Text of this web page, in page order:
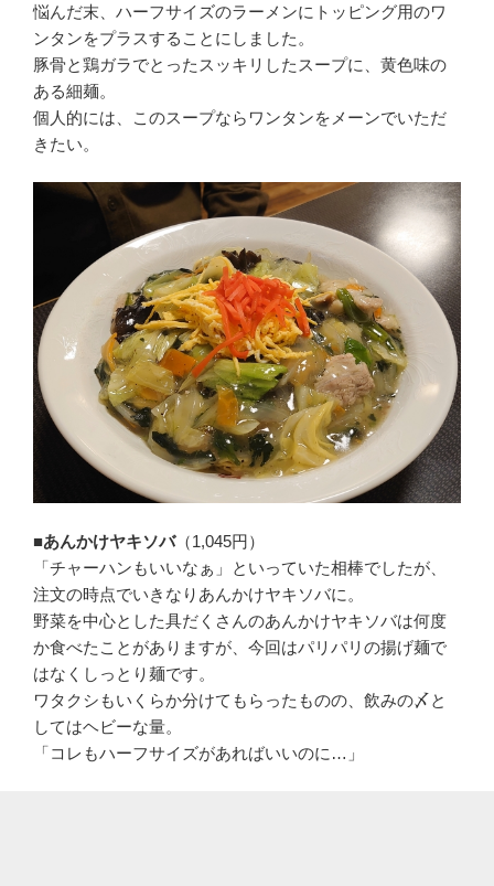
悩んだ末、ハーフサイズのラーメンにトッピング用のワ
ンタンをプラスすることにしました。
豚骨と鶏ガラでとったスッキリしたスープに、黄色味の
ある細麺。
個人的には、このスープならワンタンをメーンでいただ
きたい。
■あんかけヤキソバ（1,045円）
「チャーハンもいいなぁ」といっていた相棒でしたが、
注文の時点でいきなりあんかけヤキソバに。
野菜を中心とした具だくさんのあんかけヤキソバは何度
か食べたことがありますが、今回はパリパリの揚げ麺で
はなくしっとり麺です。
ワタクシもいくらか分けてもらったものの、飲みの〆と
してはヘビーな量。
「コレもハーフサイズがあればいいのに…」